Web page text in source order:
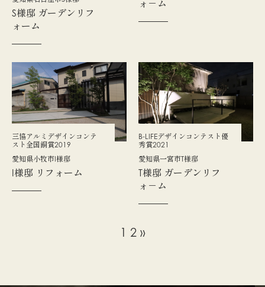
S様邸 ガーデンリフ
ォーム
ォ－ム
​三協アルミデザインコンテ
スト全国銅賞2019
愛知県小牧市I様邸
I様邸 リフォーム
B-LIFEデザインコンテスト優
秀賞2021
愛知県一宮市T様邸
T様邸 ガーデンリフ
ォ－ム
1 2 »